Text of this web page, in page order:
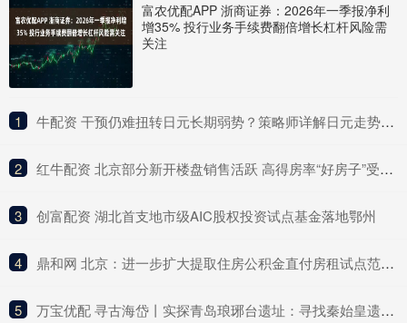
富农优配APP 浙商证券：2026年一季报净利
增35% 投行业务手续费翻倍增长杠杆风险需
关注
1 ​牛配资 干预仍难扭转日元长期弱势？策略师详解日元走势逻辑
2 ​红牛配资 北京部分新开楼盘销售活跃 高得房率“好房子”受青睐
3 ​创富配资 湖北首支地市级AIC股权投资试点基金落地鄂州
4 ​鼎和网 北京：进一步扩大提取住房公积金直付房租试点范围 可“按季直付”
5 ​万宝优配 寻古海岱丨实探青岛琅琊台遗址：寻找秦始皇遗迹，夔龙纹建筑构件华美耀眼